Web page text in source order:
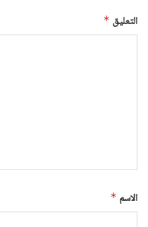
التعليق *
الاسم *